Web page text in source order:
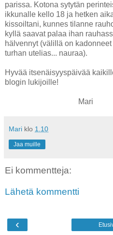
parissa. Kotona sytytän
ikkunalle kello 18 ja hetken
kissoiltani, kunnes tilanne
kyllä saavat palaa ihan
hälvennyt (välillä on
turhan utelias... nauraa).
Hyvää itsenäisyyspäivää
blogin lukijoille!
Mari
Mari klo 1.10
Jaa muille
Ei kommentteja:
Lähetä kommentti
‹